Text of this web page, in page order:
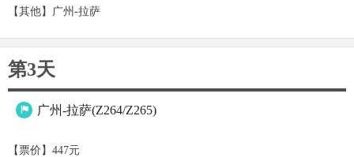
【其他】广州-拉萨
第3天
 广州-拉萨(Z264/Z265)
【票价】447元